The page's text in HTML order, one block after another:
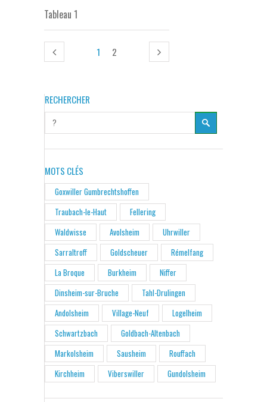
Tableau 1
1 2
RECHERCHER
MOTS CLÉS
Goxwiller Gumbrechtshoffen
Traubach-le-Haut
Fellering
Waldwisse
Avolsheim
Uhrwiller
Sarraltroff
Goldscheuer
Rémelfang
La Broque
Burkheim
Niffer
Dinsheim-sur-Bruche
Tahl-Drulingen
Andolsheim
Village-Neuf
Logelheim
Schwartzbach
Goldbach-Altenbach
Markolsheim
Sausheim
Rouffach
Kirchheim
Viberswiller Gundolsheim